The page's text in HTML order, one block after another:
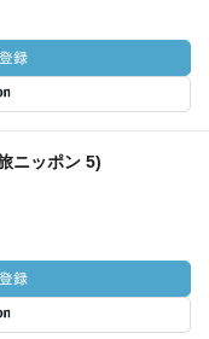
ニッポン 5)